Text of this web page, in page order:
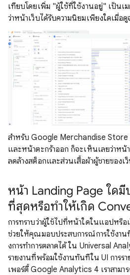
เทียบโดยเพิ่ม "ผู้ใช้ที่ใช้งานอยู่" เป็น
ว่าหน้าเว็บได้รับความนิยมเพียงใดเมื่อดู
สําหรับ Google Merchandise
และหน้าตะกร้าออก ก็จะเห็นเลยว่า
ลดล้างสต็อกและส่วนเสื้อผ้าผู้ชายของเ
หน้า Landing Page ใด
ที่สุดหรือทำให้เกิด
การทราบว่าผู้ใช้ไปที่หน้าใดในแอปหรื
ช่วยให้คุณมอบประสบการณ์การใช้งา
งการทําการตลาดได้ ใน Universal
รายงานที่พร้อมใช้งานทันทีใน UI การร
เพอร์ตี้ Google Analytics 4 เราสามา